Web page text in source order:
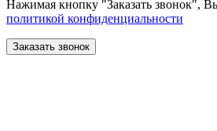
Нажимая кнопку "Заказать звонок",
политикой конфиденциальности